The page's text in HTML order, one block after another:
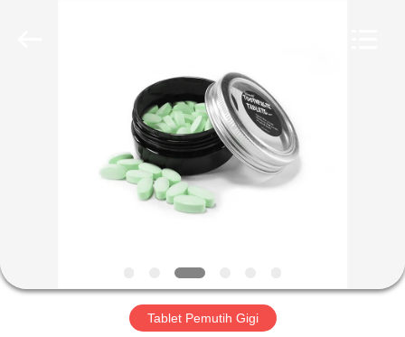
PRODUK
TENTANG
KAMI
Tablet Pemutih Gigi